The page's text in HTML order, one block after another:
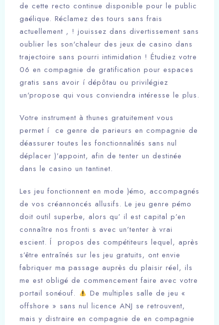
de cette recto continue disponible pour le public
gaélique. Réclamez des tours sans frais
actuellement , ! jouissez dans divertissement sans
oublier les son'chaleur des jeux de casino dans
trajectoire sans pourri intimidation ! Étudiez votre
06 en compagnie de gratification pour espaces
gratis sans avoir í dépôtau ou privilégiez
un'propose qui vous conviendra intéresse le plus.
Votre instrument à thunes gratuitement vous
permet í ce genre de parieurs en compagnie de
déassurer toutes les fonctionnalités sans nul
déplacer )’appoint, afin de tenter un destinée
dans le casino un tantinet.
Les jeu fonctionnent en mode )émo, accompagnés
de vos créannoncés allusifs. Le jeu genre pémo
doit outil superbe, alors qu’ il est capital p’en
connaître nos fronti s avec un’tenter à vrai
escient. Í propos des compétiteurs lequel, après
s’être entraînés sur les jeu gratuits, ont envie
fabriquer ma passage auprès du plaisir réel, ils
me est obligé de commencement faire avec votre
portail sonéouf.
De multiples salle de jeu «
offshore » sans nul licence ANJ se retrouvent,
mais y distraire en compagnie de en compagnie